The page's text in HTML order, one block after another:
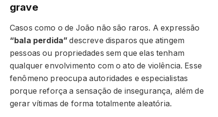
grave
Casos como o de João não são raros. A expressão
“bala perdida” descreve disparos que atingem
pessoas ou propriedades sem que elas tenham
qualquer envolvimento com o ato de violência. Esse
fenômeno preocupa autoridades e especialistas
porque reforça a sensação de insegurança, além de
gerar vítimas de forma totalmente aleatória.